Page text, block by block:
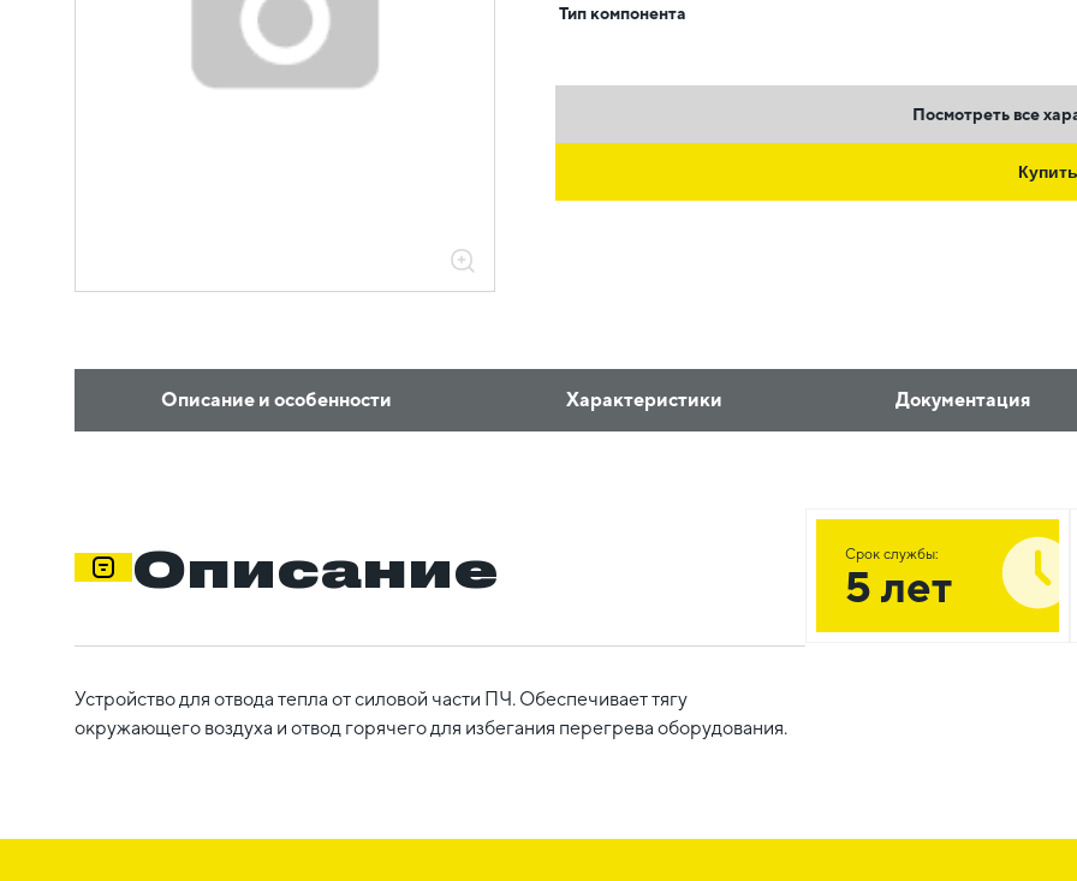
Тип компонента
Посмотреть все
Купить
Описание и особенности Характеристики Документация
Описание
Устройство для отвода тепла от силовой части ПЧ. Обеспечивает тягу
окружающего воздуха и отвод горячего для избегания перегрева оборудования.
Срок службы:
5 лет